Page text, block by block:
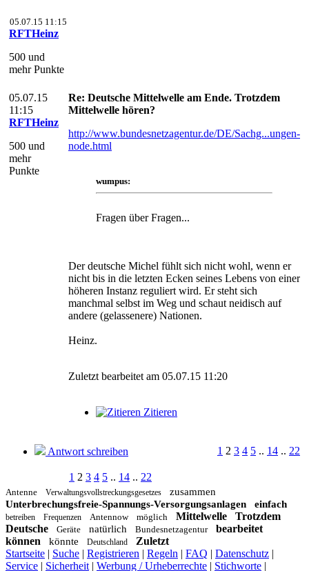
05.07.15 11:15
RFTHeinz
500 und
mehr Punkte
05.07.15
11:15
RFTHeinz
500 und
mehr
Punkte
Re: Deutsche Mittelwelle am Ende. Trotzdem
Mittelwelle hören?
http://www.bundesnetzagentur.de/DE/Sachg...ungen-
node.html
wumpus:
Fragen über Fragen...
Der deutsche Michel fühlt sich nicht wohl, wenn er
nicht bis in die letzten Ecken seines Lebens von einer
höheren Instanz reguliert wird. Er steht sich
manchmal selbst im Weg und schaut neidisch auf
andere (gelassenere) Nationen.
Heinz.
Zuletzt bearbeitet am 05.07.15 11:20
Zitieren
Antwort schreiben 1 2 3 4 5 .. 14 .. 22
1 2 3 4 5 .. 14 .. 22
Antenne Verwaltungsvollstreckungsgesetzes
zusammen
Unterbrechungsfreie-Spannungs-Versorgungsanlagen
einfach
betreiben Frequenzen Antennow möglich Mittelwelle
Trotzdem
Deutsche
Geräte natürlich Bundesnetzagentur
bearbeitet
können
könnte Deutschland
Zuletzt
Startseite | Suche | Registrieren | Regeln | FAQ | Datenschutz |
Service | Sicherheit | Werbung / Urheberrechte | Stichworte |